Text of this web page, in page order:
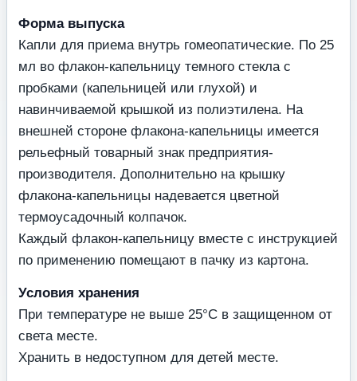
Форма выпуска
Капли для приема внутрь гомеопатические. По 25
мл во флакон-капельницу темного стекла с
пробками (капельницей или глухой) и
навинчиваемой крышкой из полиэтилена. На
внешней стороне флакона-капельницы имеется
рельефный товарный знак предприятия-
производителя. Дополнительно на крышку
флакона-капельницы надевается цветной
термоусадочный колпачок.
Каждый флакон-капельницу вместе с инструкцией
по применению помещают в пачку из картона.
Условия хранения
При температуре не выше 25°С в защищенном от
света месте.
Хранить в недоступном для детей месте.